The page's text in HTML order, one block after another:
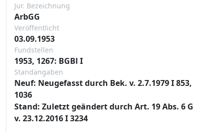
Jur. Bezeichnung
ArbGG
Veröffentlicht
03.09.1953
Fundstellen
1953, 1267: BGBl I
Standangaben
Neuf: Neugefasst durch Bek. v. 2.7.1979 I 853,
1036
Stand: Zuletzt geändert durch Art. 19 Abs. 6 G
v. 23.12.2016 I 3234